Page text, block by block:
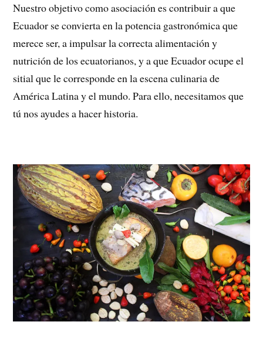
Nuestro objetivo como asociación es contribuir a que
Ecuador se convierta en la potencia gastronómica que
merece ser, a impulsar la correcta alimentación y
nutrición de los ecuatorianos, y a que Ecuador ocupe el
sitial que le corresponde en la escena culinaria de
América Latina y el mundo. Para ello, necesitamos que
tú nos ayudes a hacer historia.